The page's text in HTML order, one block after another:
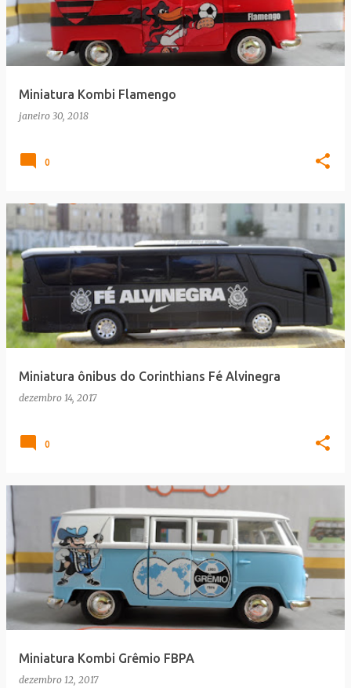
Miniatura Kombi Flamengo
janeiro 30, 2018
0
Miniatura ônibus do Corinthians Fé Alvinegra
dezembro 14, 2017
0
Miniatura Kombi Grêmio FBPA
dezembro 12, 2017